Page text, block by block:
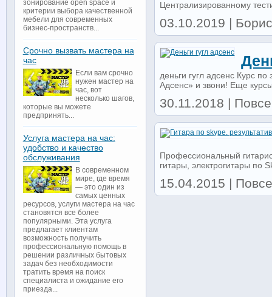
Централизированному
03.10.2019 |
деньги гугл адсенс Курс
Адсенс» и звони! Еще
30.11.2018 |
Профессиональный
гитары, электрогитары по
15.04.2015 |
зонирование open space и
критерии выбора качественной
мебели для современных
бизнес-пространств...
Срочно вызвать мастера на
час
Если вам срочно
нужен мастер на
час, вот
несколько шагов,
которые вы можете
предпринять...
Услуга мастера на час:
удобство и качество
обслуживания
В современном
мире, где время
— это один из
самых ценных
ресурсов, услуги мастера на час
становятся все более
популярными. Эта услуга
предлагает клиентам
возможность получить
профессиональную помощь в
решении различных бытовых
задач без необходимости
тратить время на поиск
специалиста и ожидание его
приезда...